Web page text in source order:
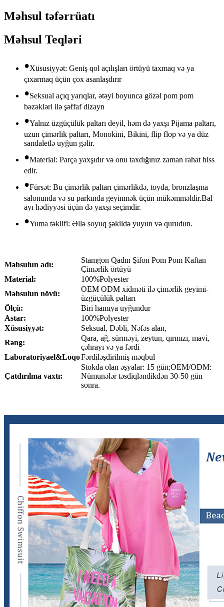
Məhsul təfərrüatı
Məhsul Teqləri
•Xüsusiyyət: Geniş qol açılışları örtüyü taxmaq və ya
çıxarmaq üçün çox asanlaşdırır
•Seksual açıq yarıqlar, ətəyi boyunca gözəl pom pom
bəzəkləri ilə şəffaf dizayn
•Yalnız üzgüçülük paltarı deyil, həm də yaxşı Pijama paltarı,
uzun çimərlik paltarı, Monokini, Bikini, flip flop və ya düz
sandaletlə uyğun gəlir.
•Material: Parça yaxşıdır və onu taxdığınız zaman rahat hiss
edir.
•Fürsət: Bu çimərlik paltarı çimərlikdə, toyda, bronzlaşma
salonunda və su parkında geyinmək üçün mükəmməldir.Bal
ayı hədiyyəsi üçün də yaxşı seçimdir.
•Yuma təklifi: Əllə soyuq şəkildə yuyun və qurudun.
Məhsulun adı:
Stamgon Qadın Şifon Pom Pom Kaftan
Çimərlik örtüyü
Material:
100%Polyester
Məhsulun növü:
OEM ODM xidməti ilə çimərlik geyimi-
üzgüçülük paltarı
Ölçü:
Biri hamıya uyğundur
Astar:
100%Polyester
Xüsusiyyət:
Seksual, Dəbli, Nəfəs alan,
Rəng:
Qara, ağ, sürməyi, zeytun, qırmızı, mavi,
çəhrayı və ya fərdi
Laboratoriyael&LoqoFərdiləşdirilmiş məqbul
Çatdırılma vaxtı:
Stokda olan əşyalar: 15 gün;OEM/ODM:
Nümunələr təsdiqləndikdən 30-50 gün
sonra.